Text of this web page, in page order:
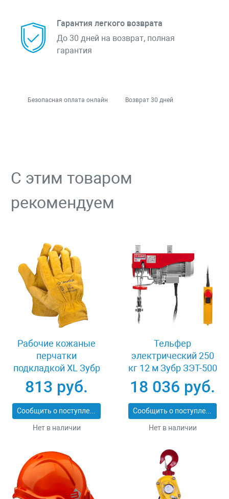
Гарантия легкого возврата
До 30 дней на возврат, полная
гарантия
Безопасная оплата онлайн Возврат 30 дней
С этим товаром
рекомендуем
Рабочие кожаные
перчатки
подкладкой XL Зубр
МАСТЕР 1135-XL
813 руб.
Сообщить о поступлении
Нет в наличии
Тельфер
электрический 250
кг 12 м Зубр ЗЭТ-500
18 036 руб.
Сообщить о поступлении
Нет в наличии